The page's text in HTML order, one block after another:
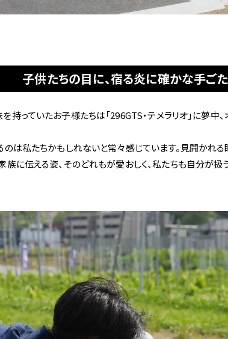
特定商取引法に基づく表記
勧誘方針
子供たちの目に、宿る炎に確かな手ご
持っていたお子様たちは「296GTS・テメラリオ」に夢中
のは私たちかもしれないと常々感じています。見開かれ
に伝える姿、そのどれもが愛おしく、私たちも自分が扱